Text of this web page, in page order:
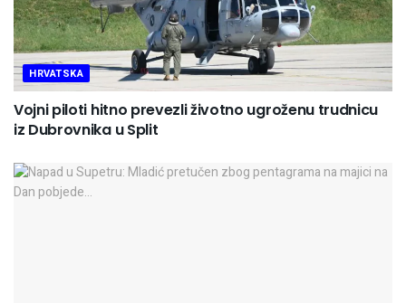
HRVATSKA
Vojni piloti hitno prevezli životno ugroženu trudnicu
iz Dubrovnika u Split